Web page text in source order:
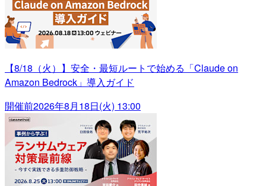
【8/18（火）】安全・最短ルートで始める「Claude on
Amazon Bedrock」導入ガイド
開催前2026年8月18日(火) 13:00